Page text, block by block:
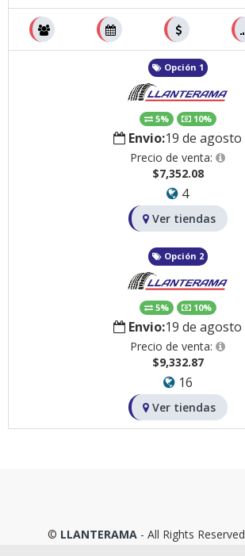
Opción 1
5% 10%
Envio:19 de agosto
Precio de venta:
$7,352.08
4
Ver tiendas
Opción 2
5% 10%
Envio:19 de agosto
Precio de venta:
$9,332.87
16
Ver tiendas
© LLANTERAMA - All Rights Reserved